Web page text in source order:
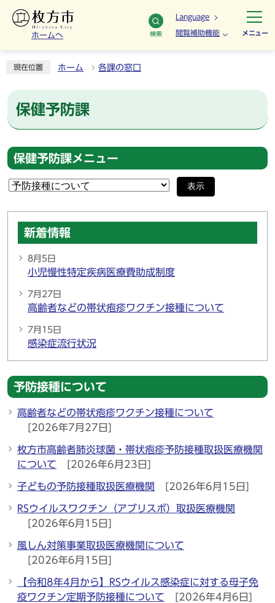
ホームへ 検索
Language
閲覧補助機能 メニュー
現在位置 ホーム 各課の窓口
保健予防課
保健予防課メニュー
表示
新着情報
8月5日
小児慢性特定疾病医療費助成制度
7月27日
高齢者などの帯状疱疹ワクチン接種について
7月15日
感染症流行状況
予防接種について
高齢者などの帯状疱疹ワクチン接種について
[2026年7月27日]
枚方市高齢者肺炎球菌・帯状疱疹予防接種取扱医療機関
について
[2026年6月23日]
子どもの予防接種取扱医療機関 [2026年6月15日]
RSウイルスワクチン（アブリスボ）取扱医療機関
[2026年6月15日]
風しん対策事業取扱医療機関について
[2026年6月15日]
【令和8年4月から】RSウイルス感染症に対する母子免
疫ワクチン定期予防接種について
[2026年4月6日]